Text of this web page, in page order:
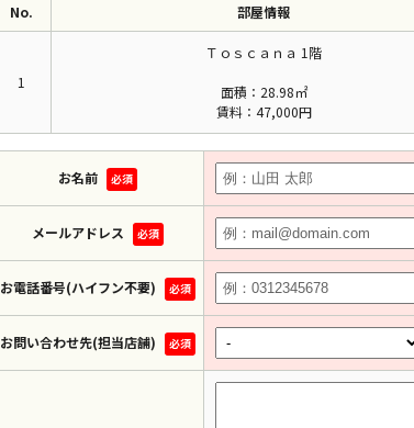
No. 部屋情報
1
Ｔｏｓｃａｎａ 1階
面積：28.98㎡
賃料：47,000円
お名前 必須
メールアドレス 必須
お電話番号(ハイフン不要) 必須
お問い合わせ先(担当店舗) 必須